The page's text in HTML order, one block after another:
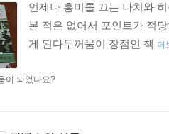
당을 통해 “정치적으로 깨어난”
그에게는 부족해 보이는 부분이
칠 것이다. 괴벨스는 바로 히틀
다 괴벨스의 선전이 파괴적인
것이었기 때문이다. 괴벨스는
고 믿었다. 그리하여 독일의 패
지 않기 위해, 히틀러에게도 파멸
언제나 흥미를 끄는 나치와
본 적은 없어서 포인트가 적
게 된다두꺼움이 장점인 책 더
이 되었나요?